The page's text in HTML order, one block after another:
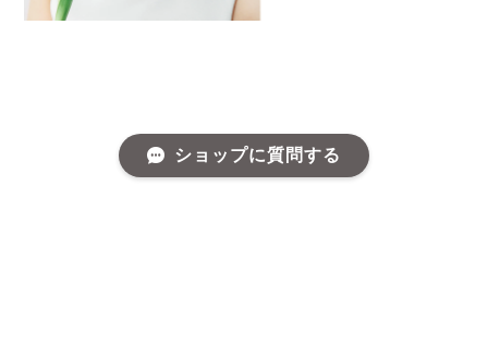
ショップに質問する